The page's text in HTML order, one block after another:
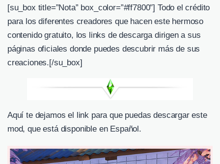
[su_box title=”Nota” box_color=”#ff7800″] Todo el crédito
para los diferentes creadores que hacen este hermoso
contenido gratuito, los links de descarga dirigen a sus
páginas oficiales donde puedes descubrir más de sus
creaciones.[/su_box]
Aquí te dejamos el link para que puedas descargar este
mod, que está disponible en Español.